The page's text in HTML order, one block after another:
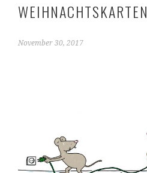
WEIHNACHTSKARTEN
November 30, 2017